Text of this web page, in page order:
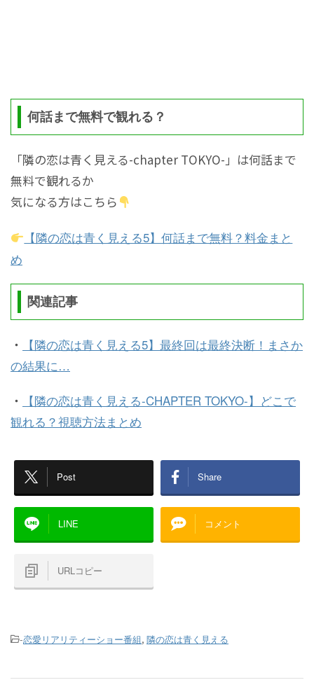
何話まで無料で観れる？
「隣の恋は青く見える-chapter TOKYO-」は何話まで
無料で観れるか
気になる方はこちら
【隣の恋は青く見える5】何話まで無料？料金まと
め
関連記事
・
【隣の恋は青く見える5】最終回は最終決断！まさか
の結果に…
・
【隣の恋は青く見える-CHAPTER TOKYO-】どこで
観れる？視聴方法まとめ
Post Share
LINE コメント
URLコピー
-恋愛リアリティーショー番組, 隣の恋は青く見える